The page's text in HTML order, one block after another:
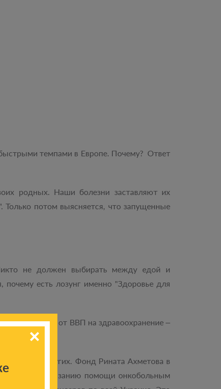
темпами в Европе. Почему? Ответ
родных. Наши болезни заставляют их
потом выясняется, что запущенные
не должен выбирать между едой и
почему есть лозунг именно "Здоровье для
что 3% от ВВП на здравоохранение –
– 5%.
о других. Фонд Рината Ахметова в
по оказанию помощи онкобольным